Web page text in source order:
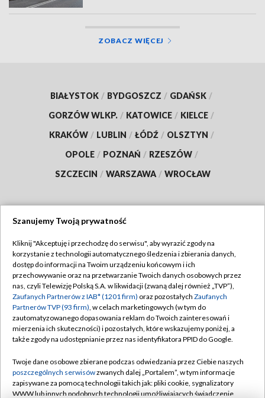
ZOBACZ WIĘCEJ
BIAŁYSTOK / BYDGOSZCZ / GDAŃSK /
GORZÓW WLKP. / KATOWICE / KIELCE /
KRAKÓW / LUBLIN / ŁÓDŹ / OLSZTYN /
OPOLE / POZNAŃ / RZESZÓW /
SZCZECIN / WARSZAWA / WROCŁAW
TVP
Abonament TVP
Emisja w TVP
Centrum informacji TVP
Naziemna Telewizja Cyfrowa
Rada Programowa
System NOS
Regulamin TVP
Polityka prywatności
Moje zgody
Pomoc
Kontakt
Szanujemy Twoją prywatność
Kliknij "Akceptuję i przechodzę do serwisu", aby wyrazić zgody na
korzystanie z technologii automatycznego śledzenia i zbierania danych,
dostęp do informacji na Twoim urządzeniu końcowym i ich
przechowywanie oraz na przetwarzanie Twoich danych osobowych przez
nas, czyli Telewizję Polską S.A. w likwidacji (zwaną dalej również „TVP”),
Zaufanych Partnerów z IAB* (1201 firm) oraz pozostałych Zaufanych
Partnerów TVP (93 firm), w celach marketingowych (w tym do
zautomatyzowanego dopasowania reklam do Twoich zainteresowań i
mierzenia ich skuteczności) i pozostałych, które wskazujemy poniżej, a
także zgody na udostępnianie przez nas identyfikatora PPID do Google.
Twoje dane osobowe zbierane podczas odwiedzania przez Ciebie naszych
poszczególnych serwisówzwanych dalej „Portalem”, w tym informacje
zapisywane za pomocą technologii takich jak: pliki cookie, sygnalizatory
WWW lub innych podobnych technologii umożliwiających świadczenie